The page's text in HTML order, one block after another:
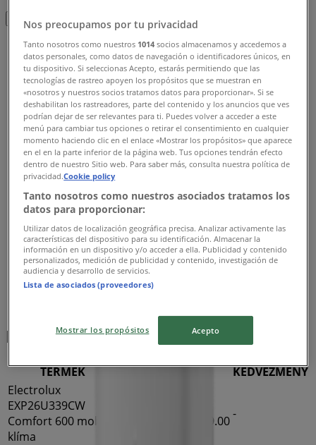
Tiendeo»
Ajánlatok»
Electrolux
Electrolux EXP26U339CW Comfort 600
mobil klíma
Euronics
Ft 179999.00
Megtekintés
Electrolux ár
TERMÉK MÁRKA ÁR
KEDVEZMÉNY
Electrolux
EXP26U339CW
Comfort 600 mobil
klíma
179999.00-
Nos preocupamos por tu privacidad
Tanto nosotros como nuestros 1014 socios almacenamos y accedemos a
datos personales, como datos de navegación o identificadores únicos, en
tu dispositivo. Si seleccionas Acepto, estarás permitiendo que las
tecnologías de rastreo apoyen los propósitos que se muestran en
«nosotros y nuestros socios tratamos datos para proporcionar». Si se
deshabilitan los rastreadores, parte del contenido y los anuncios que ves
podrían dejar de ser relevantes para ti. Puedes volver a acceder a este
menú para cambiar tus opciones o retirar el consentimiento en cualquier
momento haciendo clic en el enlace «Mostrar los propósitos» que aparece
en el en la parte inferior de la página web. Tus opciones tendrán efecto
dentro de nuestro Sitio web. Para saber más, consulta nuestra política de
privacidad.Cookie policy
Tanto nosotros como nuestros asociados tratamos los
datos para proporcionar:
Utilizar datos de localización geográfica precisa. Analizar activamente las
características del dispositivo para su identificación. Almacenar la
información en un dispositivo y/o acceder a ella. Publicidad y contenido
personalizados, medición de publicidad y contenido, investigación de
audiencia y desarrollo de servicios.
Lista de asociados (proveedores)
Mostrar los propósitos Acepto